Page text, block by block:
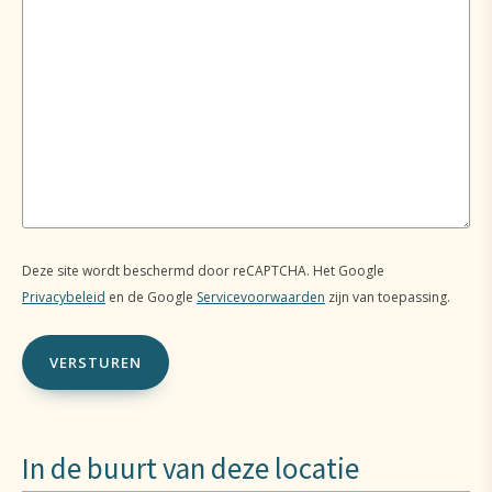
Deze site wordt beschermd door reCAPTCHA. Het Google
Privacybeleid en de Google Servicevoorwaarden zijn van toepassing.
In de buurt van deze locatie